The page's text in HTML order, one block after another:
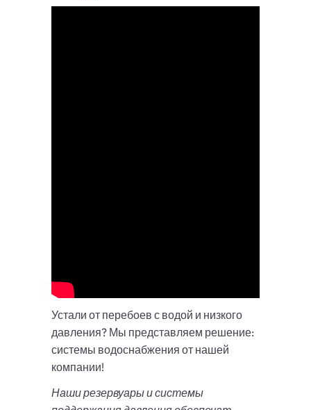
Устали от перебоев с водой и низкого
давления? Мы представляем решение:
системы водоснабжения от нашей
компании!
Наши резервуары и системы